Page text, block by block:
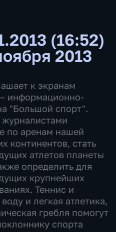
(16:52)
2013
к экранам
информационно-
"Большой спорт".
по аренам нашей
континентов, стать
атлетов планеты
определить для
крупнейших
Теннис и
и легкая атлетика,
гребля помогут
спорта